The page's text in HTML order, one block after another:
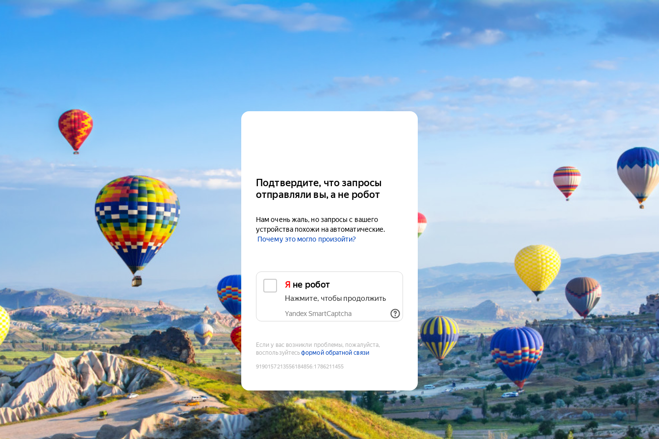
Подтвердите, что запросы
отправляли вы, а не робот
Нам очень жаль, но запросы с вашего
устройства похожи на автоматические.
Почему это могло произойти?
Я не робот
Нажмите, чтобы продолжить
Yandex SmartCaptcha
Если у вас возникли проблемы, пожалуйста,
воспользуйтесьформой обратной связи
9190157213556184856:1786211455